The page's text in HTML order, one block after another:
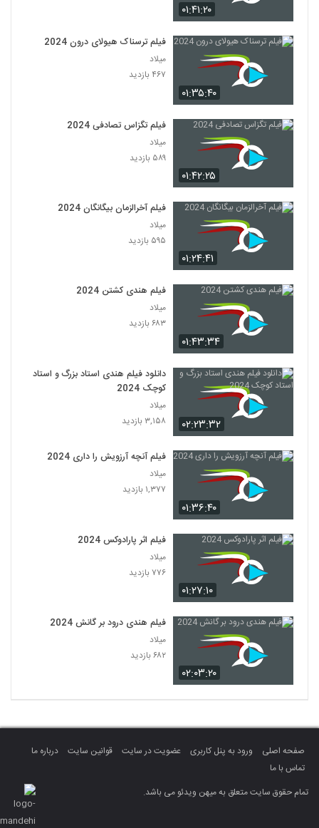
۰۱:۴۱:۲۰
۰۱:۳۵:۴۰
فیلم ترسناک هیولای درون 2024
میلاد
۴۶۷ بازدید
۰۱:۴۲:۲۵
فیلم تگزاس تصادفی 2024
میلاد
۵۸۹ بازدید
۰۱:۲۴:۴۱
فیلم آخرالزمان بیگانگان 2024
میلاد
۵۹۵ بازدید
۰۱:۴۳:۳۴
فیلم هندی کشتن 2024
میلاد
۶۸۳ بازدید
۰۲:۲۳:۳۲
دانلود فیلم هندی استاد بزرگ و استاد
کوچک 2024
میلاد
۳,۱۵۸ بازدید
۰۱:۳۶:۴۰
فیلم آنچه آرزویش را داری 2024
میلاد
۱,۳۷۷ بازدید
۰۱:۲۷:۱۰
فیلم اثر پارادوکس 2024
میلاد
۷۷۶ بازدید
۰۲:۰۳:۲۰
فیلم هندی درود بر گانش 2024
میلاد
۶۸۲ بازدید
صفحه اصلی ورود به پنل کاربری عضویت در سایت قوانین سایت
درباره ما
تماس با ما
تمام حقوق سایت متعلق به میهن ویدئو می باشد.